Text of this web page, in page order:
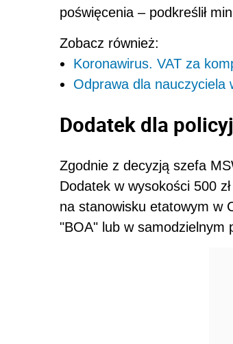
poświęcenia – podkreślił
Zobacz również:
Koronawirus. VAT za
Odprawa dla nauczyciela
Dodatek dla
Zgodnie z decyzją szefa
Dodatek w wysokości 500
na stanowisku etatowym w
"BOA" lub w samodzielnym